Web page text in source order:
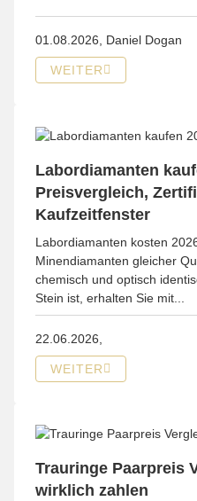
01.08.2026, Daniel Dogan
WEITER
Labordiamanten
Preisvergleich,
Kaufzeitfenster
Labordiamanten kosten
Minendiamanten gleicher
chemisch und optisch
Stein ist, erhalten Sie mit...
22.06.2026,
WEITER
Trauringe Paarpreis
wirklich zahlen